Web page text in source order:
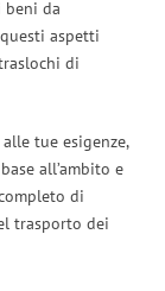
beni da
aspetti
di
tue esigenze,
all’ambito e
di
trasporto dei